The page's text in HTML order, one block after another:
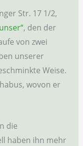
Str. 17 1/2,
, den der
von zwei
unserer
Weise.
wovon er
die
haben ihn mehr